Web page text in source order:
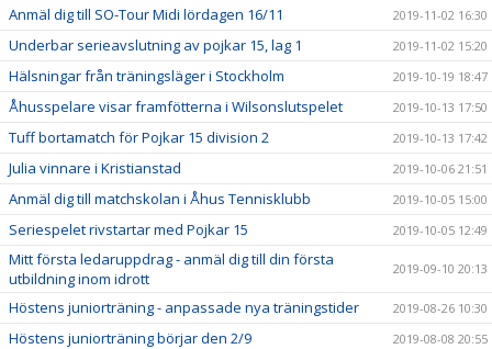
Anmäl dig till SO-Tour Midi lördagen 16/11 2019-11-02 16:30
Underbar serieavslutning av pojkar 15, lag 1 2019-11-02 15:20
Hälsningar från träningsläger i Stockholm 2019-10-19 18:47
Åhusspelare visar framfötterna i Wilsonslutspelet 2019-10-13 17:50
Tuff bortamatch för Pojkar 15 division 2 2019-10-13 17:42
Julia vinnare i Kristianstad 2019-10-06 21:51
Anmäl dig till matchskolan i Åhus Tennisklubb 2019-10-05 15:00
Seriespelet rivstartar med Pojkar 15 2019-10-05 12:49
Mitt första ledaruppdrag - anmäl dig till din första
utbildning inom idrott
2019-09-10 20:13
Höstens juniorträning - anpassade nya träningstider 2019-08-26 10:30
Höstens juniorträning börjar den 2/9 2019-08-08 20:55